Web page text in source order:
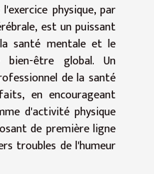
physique, par
est un puissant
santé mentale et le
être global. Un
de la santé
en encourageant
d'activité physique
de première ligne
troubles de l'humeur